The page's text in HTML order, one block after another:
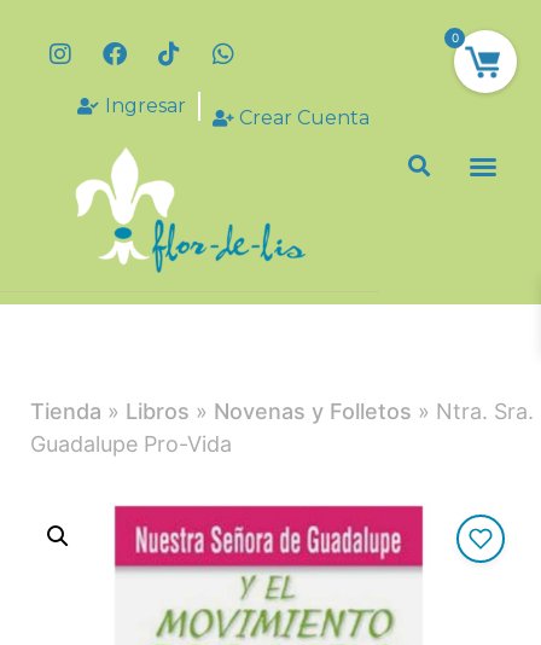
Ingresar
Crear Cuenta
Tienda » Libros » Novenas y Folletos » Ntra. Sra.
Guadalupe Pro-Vida
0